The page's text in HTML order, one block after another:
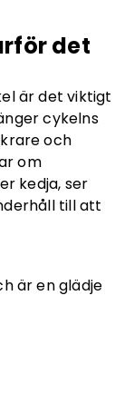
det
är det viktigt
cykelns
och
om
kedja, ser
till att
är en glädje